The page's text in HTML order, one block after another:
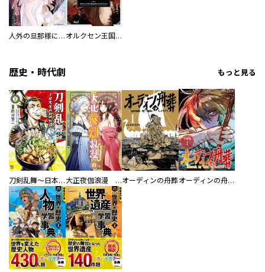
人外の旦那様に娶られ毎晩ナカまで愛される…。アンソロジー オルクセン王国史
歴史・時代劇 もっと見る
刀剣乱舞～日本号つれづれ酒～ 大正夜伽浪漫 －金曜日の花嫁—オーディンの舟葬 オーディンの舟葬 分冊版